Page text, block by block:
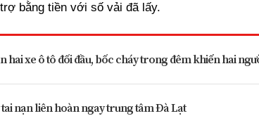
bằng tiền với số vải đã lấy.
hai xe ô tô đối đầu, bốc cháy trong đêm khiến hai
nạn liên hoàn ngay trung tâm Đà Lạt